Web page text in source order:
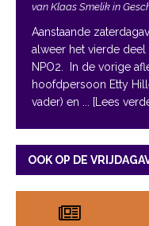
van Klaas Smelik in
Aanstaande
alweer het vierde deel
NPO2. In de vorige
hoofdpersoon Etty
vader) en ... [Lees
OOK OP DE